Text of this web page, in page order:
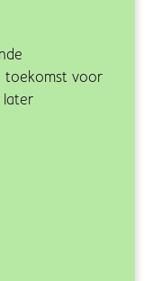
toekomst voor
later